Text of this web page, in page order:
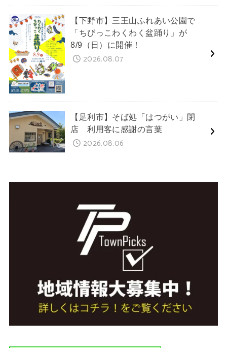
【下野市】三王山ふれあい公園で
「ちびっこわくわく盆踊り」が
8/9（日）に開催！
2026.08.07
【足利市】そば処「はつがい」閉
店 利用客に感謝の言葉
2026.08.06